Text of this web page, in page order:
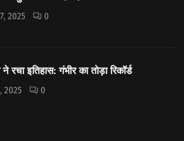
2025 0
ने रचा इतिहास: गंभीर का तोड़ा रिकॉर्ड
2025 0